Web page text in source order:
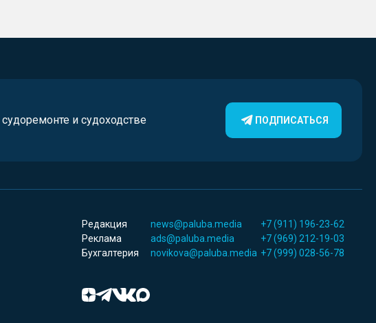
и судоходстве ПОДПИСАТЬСЯ
Редакция news@paluba.media
+7 (911) 196-23-62
Реклама
ads@paluba.media
+7 (969) 212-19-03
Бухгалтерия
novikova@paluba.media +7 (999) 028-56-78